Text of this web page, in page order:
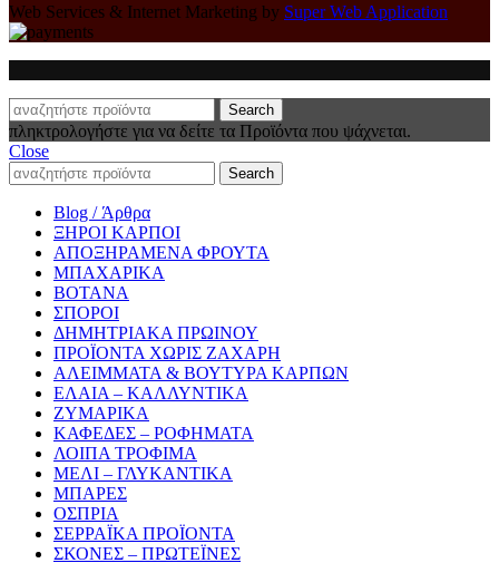
Web Services & Internet Marketing by Super Web Application
Search
πληκτρολογήστε για να δείτε τα Προϊόντα που ψάχνεται.
Close
Search
Blog / Άρθρα
ΞΗΡΟΙ ΚΑΡΠΟΙ
ΑΠΟΞΗΡΑΜΕΝΑ ΦΡΟΥΤΑ
ΜΠΑΧΑΡΙΚΑ
ΒΟΤΑΝΑ
ΣΠΟΡΟΙ
ΔΗΜΗΤΡΙΑΚΑ ΠΡΩΙΝΟΥ
ΠΡΟΪΟΝΤΑ ΧΩΡΙΣ ΖΑΧΑΡΗ
ΑΛΕΙΜΜΑΤΑ & ΒΟΥΤΥΡΑ ΚΑΡΠΩΝ
ΕΛΑΙΑ – ΚΑΛΛΥΝΤΙΚΑ
ΖΥΜΑΡΙΚΑ
ΚΑΦΕΔΕΣ – ΡΟΦΗΜΑΤΑ
ΛΟΙΠΑ ΤΡΟΦΙΜΑ
ΜΕΛΙ – ΓΛΥΚΑΝΤΙΚΑ
ΜΠΑΡΕΣ
ΟΣΠΡΙΑ
ΣΕΡΡΑΪΚΑ ΠΡΟΪΟΝΤΑ
ΣΚΟΝΕΣ – ΠΡΩΤΕΪΝΕΣ